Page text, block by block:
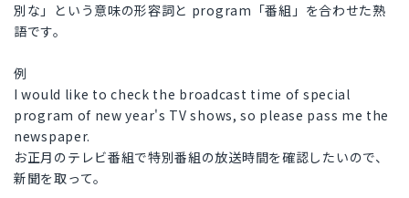
別な」という意味の形容詞と program「番組」を合わせた熟
語です。
例
I would like to check the broadcast time of special
program of new year's TV shows, so please pass me the
newspaper.
お正月のテレビ番組で特別番組の放送時間を確認したいので、
新聞を取って。